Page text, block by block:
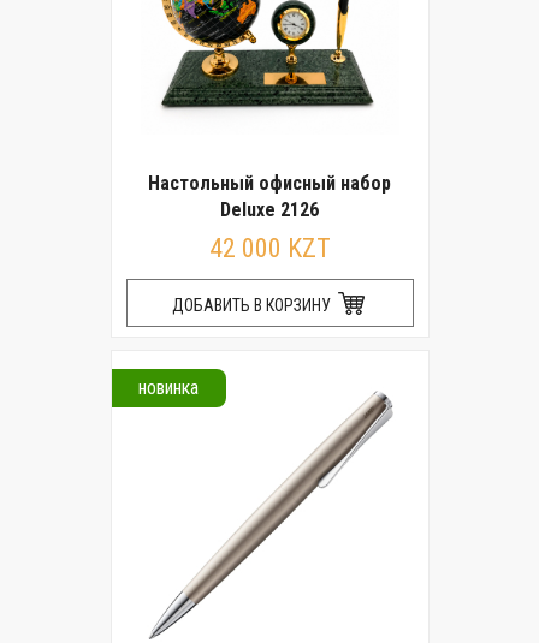
Настольный офисный набор
Deluxe 2126
42 000 KZT
ДОБАВИТЬ В КОРЗИНУ
новинка